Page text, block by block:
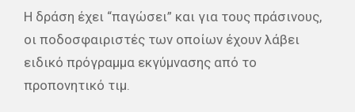
Η δράση έχει “παγώσει” και για τους πράσινους,
οι ποδοσφαιριστές των οποίων έχουν λάβει
ειδικό πρόγραμμα εκγύμνασης από το
προπονητικό τιμ.